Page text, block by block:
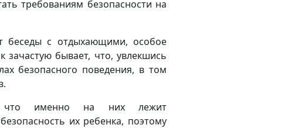
требованиям безопасности на
беседы с отдыхающими, особое
зачастую бывает, что, увлекшись
безопасного поведения, в том
что именно на них лежит
их ребенка, поэтому